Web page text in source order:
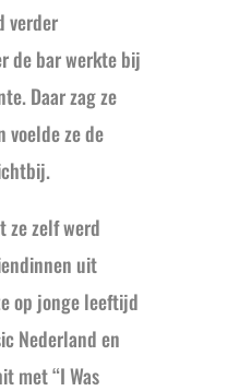
verder
de bar werkte bij
Daar zag ze
ze de
ze zelf werd
uit
op jonge leeftijd
Nederland en
met “I Was